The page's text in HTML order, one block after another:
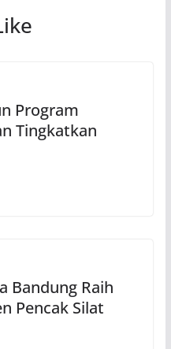
Program
Tingkatkan
Bandung Raih
Pencak Silat